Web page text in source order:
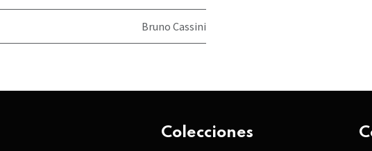
Bruno Cassini
Colecciones